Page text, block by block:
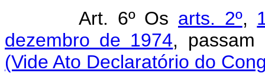
Art. 6º Os arts. 2º,
dezembro de 1974, passam
(Vide Ato Declaratório do